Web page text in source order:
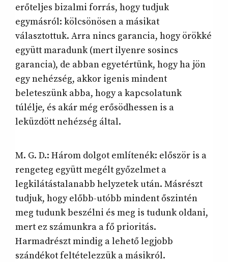
erőteljes bizalmi forrás, hogy tudjuk
egymásról: kölcsönösen a másikat
választottuk. Arra nincs garancia, hogy örökké
együtt maradunk (mert ilyenre sosincs
garancia), de abban egyetértünk, hogy ha jön
egy nehézség, akkor igenis mindent
beleteszünk abba, hogy a kapcsolatunk
túlélje, és akár még erősödhessen is a
leküzdött nehézség által.
M. G. D.: Három dolgot említenék: először is a
rengeteg együtt megélt győzelmet a
legkilátástalanabb helyzetek után. Másrészt
tudjuk, hogy előbb-utóbb mindent őszintén
meg tudunk beszélni és meg is tudunk oldani,
mert ez számunkra a fő prioritás.
Harmadrészt mindig a lehető legjobb
szándékot feltételezzük a másikról.